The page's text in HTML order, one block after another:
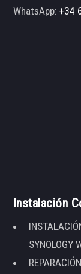
WhatsApp:+34
Instalación
SYNOLOGY